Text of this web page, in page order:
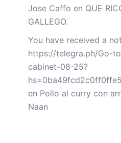
Jose Caffo en QUE
GALLEGO.
You have received a
https://telegra.ph/Go-
cabinet-08-25?
en Pollo al curry con
Naan